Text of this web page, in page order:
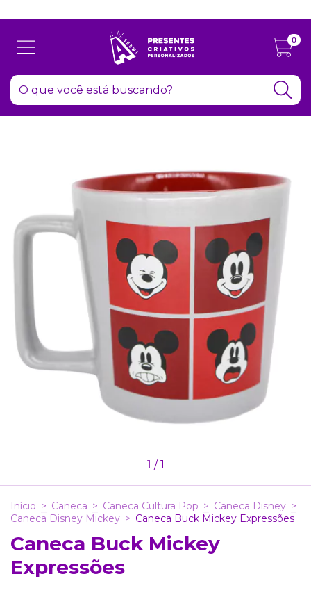
0
1 /1
Início > Caneca > Caneca Cultura Pop > Caneca Disney >
Caneca Disney Mickey > Caneca Buck Mickey Expressões
Caneca Buck Mickey
Expressões